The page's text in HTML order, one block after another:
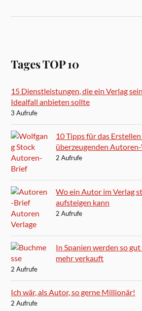
Tages TOP 10
15 Dienstleistungen, die ein Verlag
Idealfall anbieten sollte
3 Aufrufe
10 Tipps für das
überzeugenden
2 Aufrufe
Wo ein Autor im Verlag
aufsteigen kann
2 Aufrufe
In Spanien werden so
mehr verkauft
2 Aufrufe
Ich wär, als Autor, so gerne Millionär!
2 Aufrufe